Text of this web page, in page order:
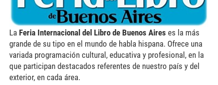
La Feria Internacional del Libro de Buenos Aires es la más
grande de su tipo en el mundo de habla hispana. Ofrece una
variada programación cultural, educativa y profesional, en la
que participan destacados referentes de nuestro país y del
exterior, en cada área.